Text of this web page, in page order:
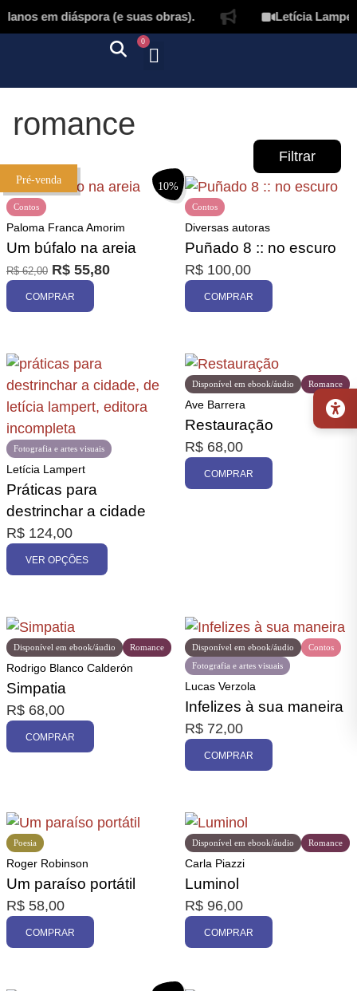
em diáspora (e suas obras). Letícia Lampert
0
romance
Filtrar
Promoção
10%
Pré-venda
Contos
Paloma Franca Amorim
Um búfalo na areia
R$62,00 R$ 55,80
COMPRAR
Contos
Diversas autoras
Puñado 8 :: no escuro
R$ 100,00
COMPRAR
Fotografia e artes visuais
Letícia Lampert
Práticas para
destrinchar a cidade
R$ 124,00
VER OPÇÕES
Disponível em ebook/áudio Romance
Ave Barrera
Restauração
R$ 68,00
COMPRAR
Disponível em ebook/áudio Romance
Rodrigo Blanco Calderón
Simpatia
R$ 68,00
COMPRAR
Contos
Disponível em ebook/áudio
Fotografia e artes visuais
Lucas Verzola
Infelizes à sua maneira
R$ 72,00
COMPRAR
Poesia
Roger Robinson
Um paraíso portátil
R$ 58,00
COMPRAR
Disponível em ebook/áudio Romance
Carla Piazzi
Luminol
R$ 96,00
COMPRAR